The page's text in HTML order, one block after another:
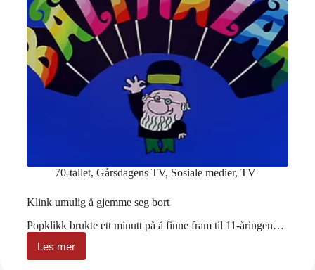
70-tallet, Gårsdagens TV, Sosiale medier, TV
Klink umulig å gjemme seg bort
Popklikk brukte ett minutt på å finne fram til 11-åringen…
Les mer
Klink
umulig